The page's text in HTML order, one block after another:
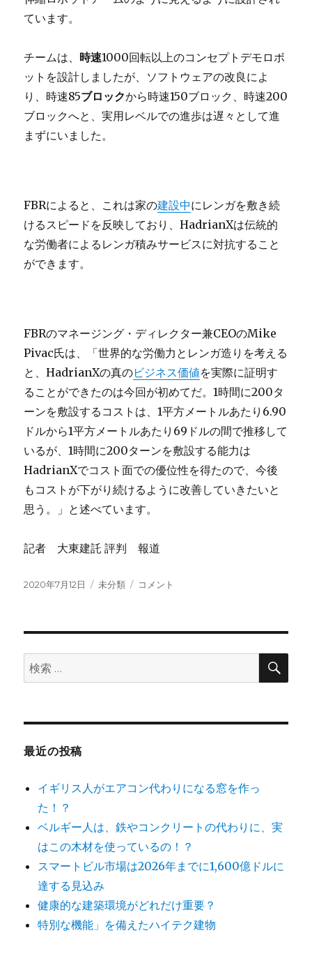
ています。
チームは、 時速1000回転以上のコンセプトデモロボ
ットを設計しましたが、ソフトウェアの改良によ
り、時速85ブロックから時速150ブロック、時速200
ブロックへと、実用レベルでの進歩は遅々として進
まずにいました。
FBRによると、これは家の建設中にレンガを敷き続
けるスピードを反映しており、HadrianXは伝統的
な労働者によるレンガ積みサービスに対抗すること
ができます。
FBRのマネージング・ディレクター兼CEOのMike
Pivac氏は、「世界的な労働力とレンガ造りを考える
と、HadrianXの真のビジネス価値を実際に証明す
ることができたのは今回が初めてだ。1時間に200タ
ーンを敷設するコストは、1平方メートルあたり6.90
ドルから1平方メートルあたり69ドルの間で推移して
いるが、1時間に200ターンを敷設する能力は
HadrianXでコスト面での優位性を得たので、今後
もコストが下がり続けるように改善していきたいと
思う。」と述べています。
記者 大東建託 評判 報道
投
2020年7月12日
カ
未分類
1
個
げ
ボ
ッ
ト
場
に
コメント
検
索:
検
最近の投稿
イギリス人がエアコン代わりになる窓を作っ
た！？
ベルギー人は、鉄やコンクリートの代わりに、実
はこの木材を使っているの！？
スマートビル市場は2026年までに1,600億ドルに
達する見込み
健康的な建築環境がどれだけ重要？
特別な機能」を備えたハイテク建物